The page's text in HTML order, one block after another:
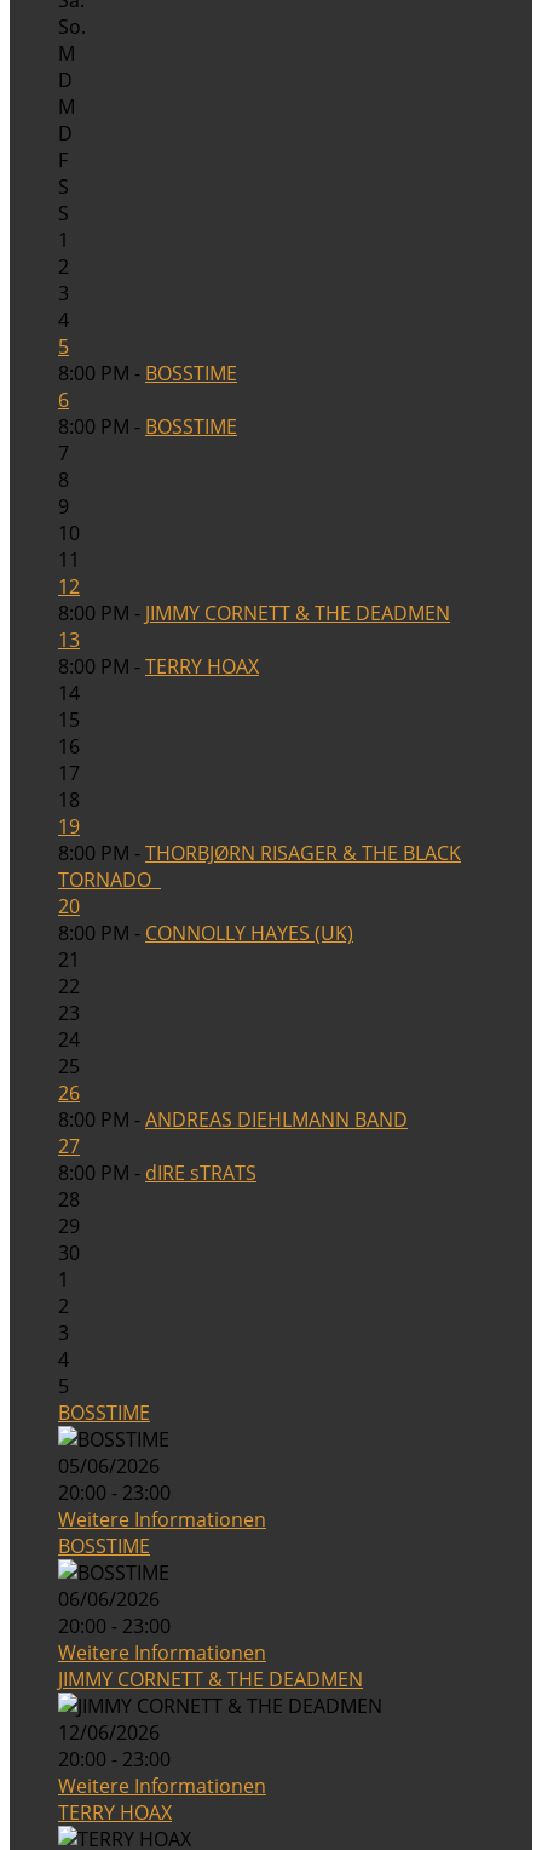
So.
M
D
M
D
F
S
S
1
2
3
4
5
8:00 PM - BOSSTIME
6
8:00 PM - BOSSTIME
7
8
9
10
11
12
8:00 PM - JIMMY CORNETT & THE DEADMEN
13
8:00 PM -TERRY HOAX
14
15
16
17
18
19
8:00 PM -THORBJØRN RISAGER & THE BLACK
TORNADO
20
8:00 PM - CONNOLLY HAYES (UK)
21
22
23
24
25
26
8:00 PM -ANDREAS DIEHLMANN BAND
27
8:00 PM - dIRE sTRATS
28
29
30
1
2
3
4
5
BOSSTIME
05/06/2026
20:00 - 23:00
Weitere Informationen
BOSSTIME
06/06/2026
20:00 - 23:00
Weitere Informationen
JIMMY CORNETT & THE DEADMEN
12/06/2026
20:00 - 23:00
Weitere Informationen
TERRY HOAX